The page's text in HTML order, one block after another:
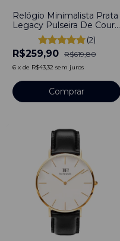
Relógio Minimalista Prata
Legacy Pulseira De Couro
Marrom 40mm
Minimalista Aço
Inoxidável banhado a
titânio
(2)
R$259,90 R$619,80
6 x de R$43,32 sem juros
Comprar